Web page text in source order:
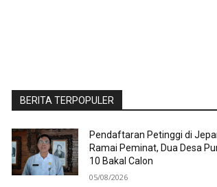
BERITA TERPOPULER
Pendaftaran Petinggi di
Ramai Peminat, Dua Desa
10 Bakal Calon
05/08/2026